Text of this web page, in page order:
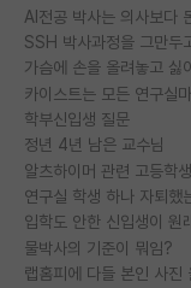
AI전공 박사는 의사보다
가슴에 손을 올려놓고 싫
카이스트는 모든 연구실
학부신입생 질문
정년 4년 남은 교수님
알츠하이머 관련 고등학
연구실 학생 하나 자퇴했
입학도 안한 신입생이 원
물박사의 기준이 뭐임?
랩홈피에 다들 본인 사진